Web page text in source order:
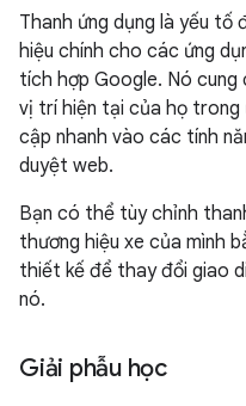
Thanh ứng dụng là yếu tố
hiệu chính cho các ứng
tích hợp Google. Nó
vị trí hiện tại của họ trong
cập nhanh vào các tính
duyệt web.
Bạn có thể tùy chỉnh
thương hiệu xe của mình
thiết kế để thay đổi giao
nó.
Giải phẫu học